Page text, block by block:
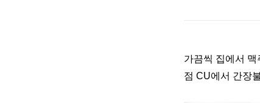
가끔씩 집에서
점 CU에서 간장